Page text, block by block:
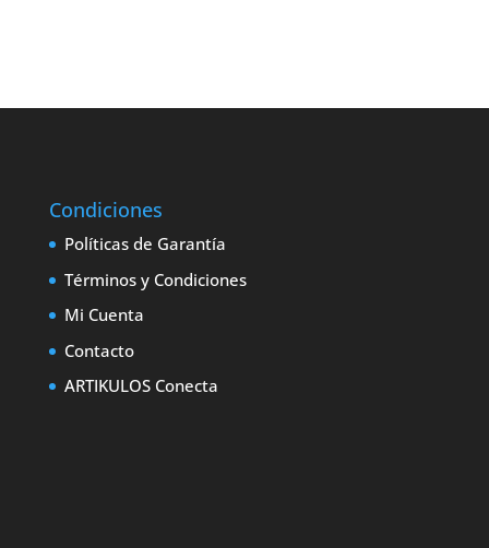
Condiciones
Políticas de Garantía
Términos y Condiciones
Mi Cuenta
Contacto
ARTIKULOS Conecta